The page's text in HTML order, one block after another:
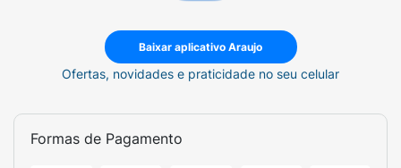
Baixar aplicativo Araujo
Ofertas, novidades e praticidade no seu celular
Formas de Pagamento